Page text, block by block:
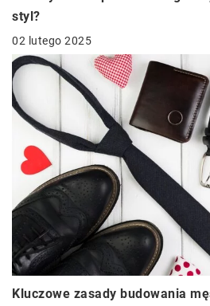
styl?
02 lutego 2025
Kluczowe zasady budowania